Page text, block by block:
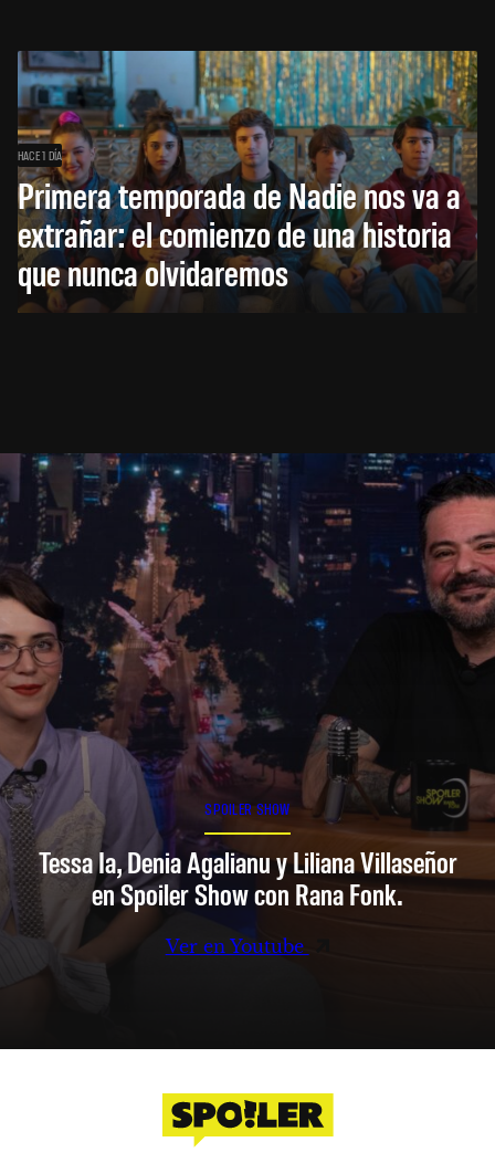
HACE 1 DÍA
Primera temporada de Nadie nos va a
extrañar: el comienzo de una historia
que nunca olvidaremos
SPOILER SHOW
Tessa Ia, Denia Agalianu y Liliana Villaseñor
en Spoiler Show con Rana Fonk.
Ver en Youtube